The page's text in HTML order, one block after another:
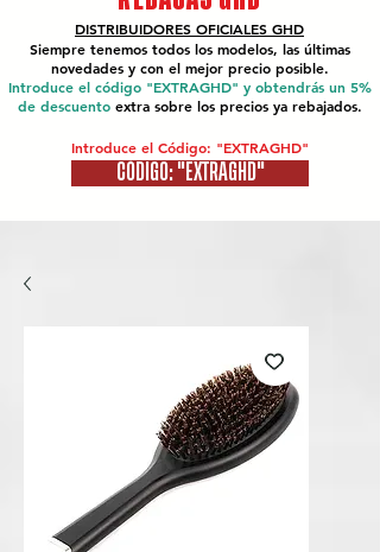
DISTRIBUIDORES OFICIALES GHD
Siempre tenemos todos los modelos, las últimas
novedades y con el mejor precio posible.
Introduce el código "EXTRAGHD" y obtendrás un 5%
de descuento extra sobre los precios ya rebajados.
Introduce el Código: "EXTRAGHD"
CÓDIGO: "EXTRAGHD"